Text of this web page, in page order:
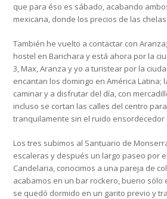
que para éso es sábado, acabando
mexicana, donde los precios de las
También he vuelto a contactar con
hostel en Barichara y está ahora por la
3, Max, Aranza y yo a turistear por la
encantan los domingo en América Latina;
caminar y a disfrutar del día, con
incluso se cortan las calles del centro
tranquilamente sin el ruido ensordecedor
Los tres subimos al Santuario de
escaleras y después un largo paseo por
Candelaria, conocimos a una pareja de
acabamos en un bar rockero, bueno sólo
se quedó dormido en un garito previo y